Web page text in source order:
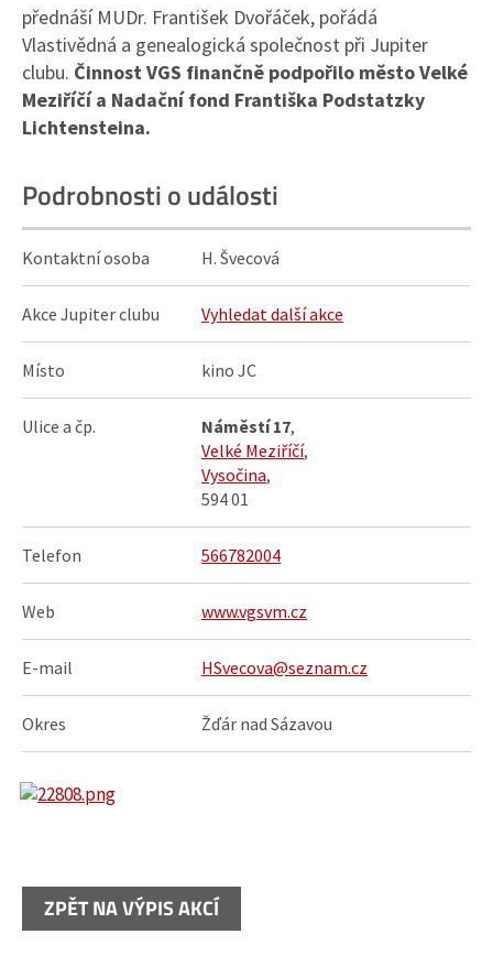
přednáší MUDr. František Dvořáček, pořádá
Vlastivědná a genealogická společnost při Jupiter
clubu. Činnost VGS finančně podpořilo město Velké
Meziříčí a Nadační fond Františka Podstatzky
Lichtensteina.
Podrobnosti o události
Kontaktní osoba H. Švecová
Akce Jupiter clubu Vyhledat další akce
Místo kino JC
Ulice a čp. Náměstí 17,
Velké Meziříčí,
Vysočina,
594 01
Telefon 566782004
Web www.vgsvm.cz
E-mail HSvecova@seznam.cz
Okres Žďár nad Sázavou
ZPĚT NA VÝPIS AKCÍ